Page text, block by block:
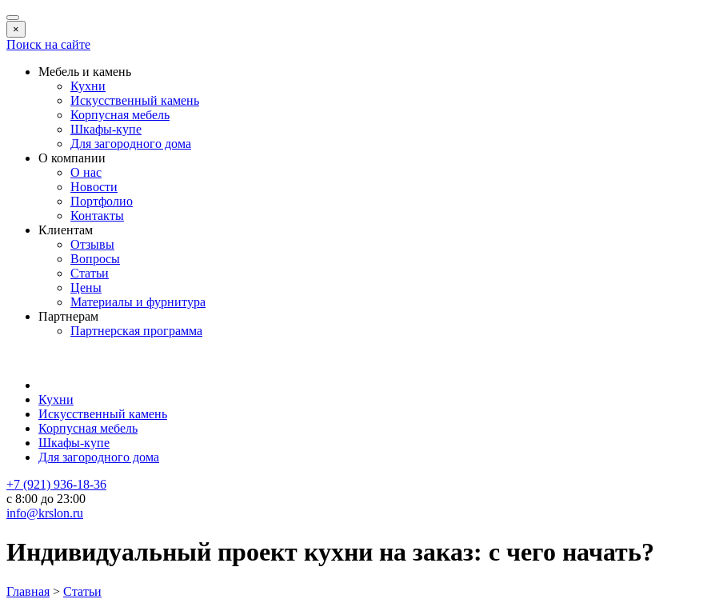
×
Поиск на сайте
Мебель и камень
Кухни
Искусственный камень
Корпусная мебель
Шкафы-купе
Для загородного дома
О компании
О нас
Новости
Портфолио
Контакты
Клиентам
Отзывы
Вопросы
Статьи
Цены
Материалы и фурнитура
Партнерам
Партнерская программа
Кухни
Искусственный камень
Корпусная мебель
Шкафы-купе
Для загородного дома
+7 (921) 936-18-36
с 8:00 до 23:00
info@krslon.ru
Индивидуальный проект кухни на заказ: с чего начать?
Главная > Статьи